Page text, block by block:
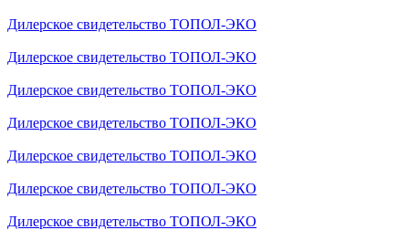
Дилерское свидетельство ТОПОЛ-ЭКО
Дилерское свидетельство ТОПОЛ-ЭКО
Дилерское свидетельство ТОПОЛ-ЭКО
Дилерское свидетельство ТОПОЛ-ЭКО
Дилерское свидетельство ТОПОЛ-ЭКО
Дилерское свидетельство ТОПОЛ-ЭКО
Дилерское свидетельство ТОПОЛ-ЭКО